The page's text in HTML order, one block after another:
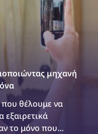
μηχανή
θέλουμε να
εξαιρετικά
το μόνο που